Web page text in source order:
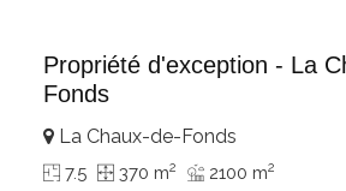
Propriété d'exception - La
Fonds
La Chaux-de-Fonds
7.5 370 m2 2100 m2